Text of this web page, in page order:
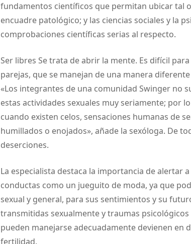
fundamentos científicos que permitan ubicar tal
encuadre patológico; y las ciencias sociales y la
comprobaciones científicas serias al respecto.
Ser libres Se trata de abrir la mente. Es difícil
parejas, que se manejan de una manera
«Los integrantes de una comunidad Swinger no
estas actividades sexuales muy seriamente; por
cuando existen celos, sensaciones humanas de
humillados o enojados», añade la sexóloga. De
deserciones.
La especialista destaca la importancia de alertar
conductas como un jueguito de moda, ya que
sexual y general, para sus sentimientos y su
transmitidas sexualmente y traumas
pueden manejarse adecuadamente devienen en
fertilidad.